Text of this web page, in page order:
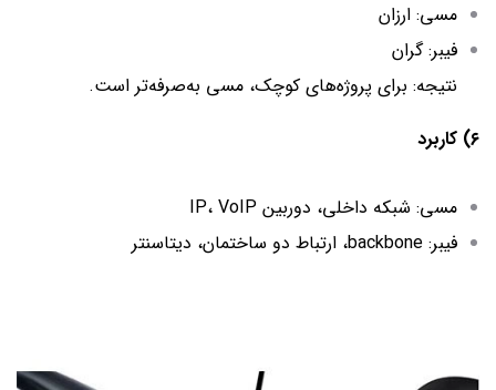
مسی: ارزان
فیبر: گران
نتیجه: برای پروژه‌های کوچک، مسی به‌صرفه‌تر است.
۶) کاربرد
مسی: شبکه داخلی، دوربین IP، VoIP
فیبر: backbone، ارتباط دو ساختمان، دیتاسنتر